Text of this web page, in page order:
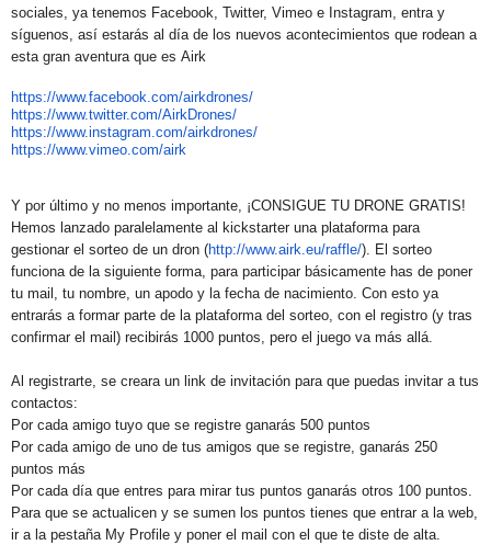
sociales, ya tenemos Facebook, Twitter, Vimeo e Instagram, entra y
síguenos, así estarás al día de los nuevos acontecimientos que rodean a
esta gran aventura que es Airk
https://www.facebook.com/airkdrones/
https://www.twitter.com/AirkDrones/
https://www.instagram.com/airkdrones/
https://www.vimeo.com/airk
Y por último y no menos importante, ¡CONSIGUE TU DRONE GRATIS!
Hemos lanzado paralelamente al kickstarter una plataforma para
gestionar el sorteo de un dron (http://www.airk .eu/raffle/). El sorteo
funciona de la siguiente forma, para participar básicamente has de poner
tu mail, tu nombre, un apodo y la fecha de nacimiento. Con esto ya
entrarás a formar parte de la plataforma del sorteo, con el registro (y tras
confirmar el mail) recibirás 1000 puntos, pero el juego va más allá.
Al registrarte, se creara un link de invitación para que puedas invitar a tus
contactos:
Por cada amigo tuyo que se registre ganarás 500 puntos
Por cada amigo de uno de tus amigos que se registre, ganarás 250
puntos más
Por cada día que entres para mirar tus puntos ganarás otros 100 puntos.
Para que se actualicen y se sumen los puntos tienes que entrar a la web,
ir a la pestaña My Profile y poner el mail con el que te diste de alta.